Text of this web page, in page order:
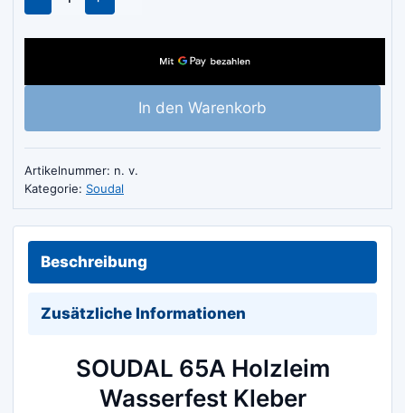
65A
Holzleim
Kleber
Möbelkleber
Menge
In den Warenkorb
Artikelnummer: n. v.
Kategorie: Soudal
Beschreibung
Zusätzliche Informationen
SOUDAL 65A Holzleim
Wasserfest Kleber